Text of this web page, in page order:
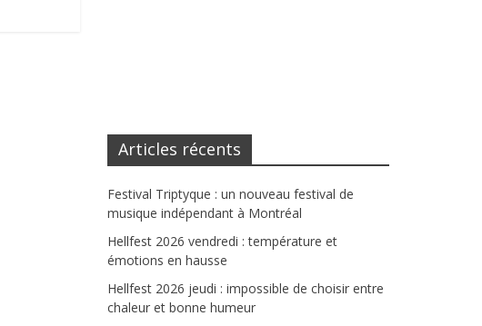
Articles récents
Festival Triptyque : un nouveau festival de
musique indépendant à Montréal
Hellfest 2026 vendredi : température et
émotions en hausse
Hellfest 2026 jeudi : impossible de choisir entre
chaleur et bonne humeur